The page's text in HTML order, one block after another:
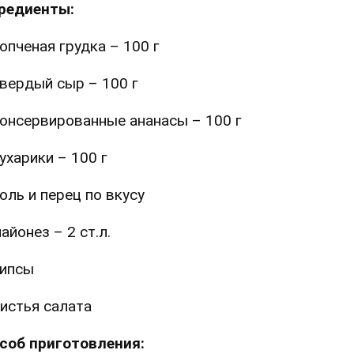
грудка – 100 г
сыр – 100 г
ананасы – 100 г
– 100 г
и перец по вкусу
– 2 ст.л.
салата
приготовления: